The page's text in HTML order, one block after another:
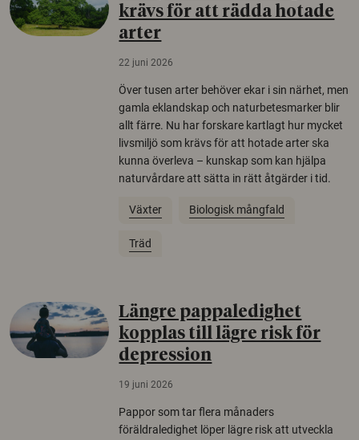
krävs för att rädda hotade
arter
22 juni 2026
Över tusen arter behöver ekar i sin närhet, men
gamla eklandskap och naturbetesmarker blir
allt färre. Nu har forskare kartlagt hur mycket
livsmiljö som krävs för att hotade arter ska
kunna överleva – kunskap som kan hjälpa
naturvårdare att sätta in rätt åtgärder i tid.
Växter Biologisk mångfald
Träd
Längre pappaledighet
kopplas till lägre risk för
depression
19 juni 2026
Pappor som tar flera månaders
föräldraledighet löper lägre risk att utveckla